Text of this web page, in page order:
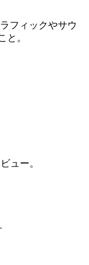
フィックやサウ
と。
ュー。